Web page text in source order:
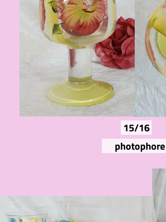
15/16
photophore